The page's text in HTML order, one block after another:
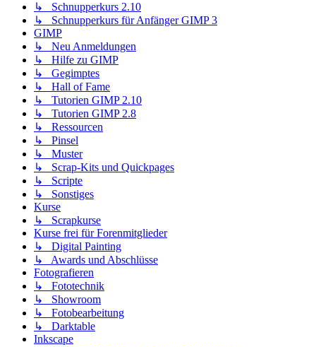
↳ Schnupperkurs 2.10
↳ Schnupperkurs für Anfänger GIMP 3
GIMP
↳ Neu Anmeldungen
↳ Hilfe zu GIMP
↳ Gegimptes
↳ Hall of Fame
↳ Tutorien GIMP 2.10
↳ Tutorien GIMP 2.8
↳ Ressourcen
↳ Pinsel
↳ Muster
↳ Scrap-Kits und Quickpages
↳ Scripte
↳ Sonstiges
Kurse
↳ Scrapkurse
Kurse frei für Forenmitglieder
↳ Digital Painting
↳ Awards und Abschlüsse
Fotografieren
↳ Fototechnik
↳ Showroom
↳ Fotobearbeitung
↳ Darktable
Inkscape